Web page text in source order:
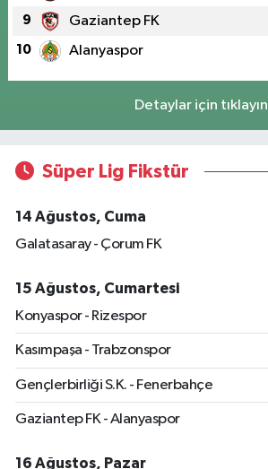
9 Gaziantep FK
10 Alanyaspor
Detaylar için tıklayın
Süper Lig Fikstür
14 Ağustos, Cuma
Galatasaray - Çorum FK
15 Ağustos, Cumartesi
Konyaspor - Rizespor
Kasımpaşa - Trabzonspor
Gençlerbirliği S.K. - Fenerbahçe
Gaziantep FK - Alanyaspor
16 Ağustos, Pazar